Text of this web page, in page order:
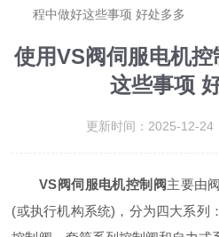
程中做好这些事项 好处多多
使用VS阀伺服电机
这些事项
更新时间：2025-12-
VS阀伺服电机控制阀主要由
(或执行机构系统)，分为四大系列